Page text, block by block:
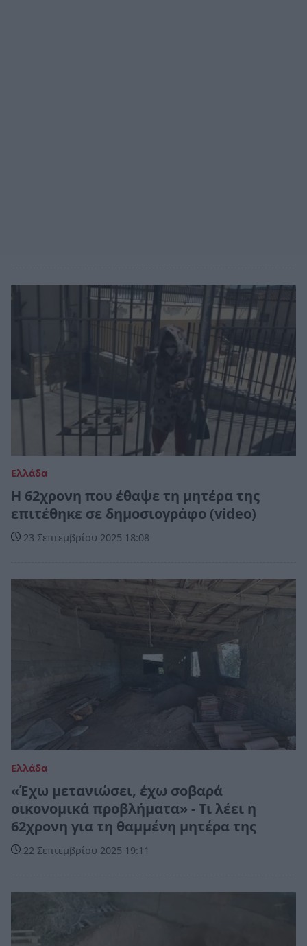
Ελλάδα
Η 62χρονη που έθαψε τη μητέρα της
επιτέθηκε σε δημοσιογράφο (video)
23 Σεπτεμβρίου 2025 18:08
Ελλάδα
«Έχω μετανιώσει, έχω σοβαρά
οικονομικά προβλήματα» - Τι λέει η
62χρονη για τη θαμμένη μητέρα της
22 Σεπτεμβρίου 2025 19:11